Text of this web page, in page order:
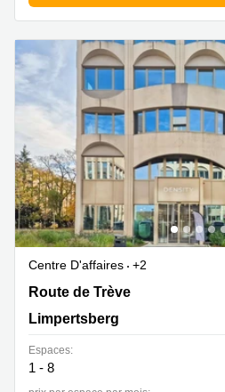
Centre D'affaires
+2
Route de Trève 6D,Bâtiment D,
Route de Trève
Limpertsberg
Espaces:
1 - 8